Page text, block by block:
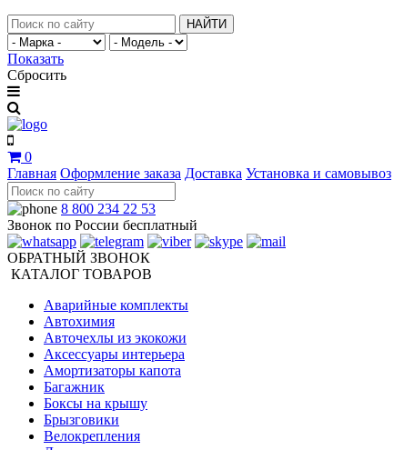
НАЙТИ
Показать
Сбросить
0
Главная Оформление заказа Доставка Установка и самовывоз
8 800 234 22 53
Звонок по России бесплатный
ОБРАТНЫЙ ЗВОНОК
КАТАЛОГ ТОВАРОВ
Аварийные комплекты
Автохимия
Авточехлы из экокожи
Аксессуары интерьера
Амортизаторы капота
Багажник
Боксы на крышу
Брызговики
Велокрепления